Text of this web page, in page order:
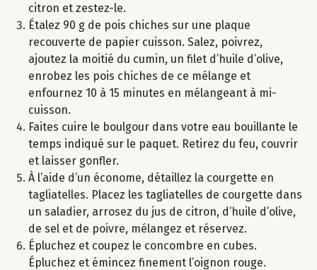
citron et zestez-le.
Étalez 90 g de pois chiches sur une plaque
recouverte de papier cuisson. Salez, poivrez,
ajoutez la moitié du cumin, un filet d’huile d’olive,
enrobez les pois chiches de ce mélange et
enfournez 10 à 15 minutes en mélangeant à mi-
cuisson.
Faites cuire le boulgour dans votre eau bouillante le
temps indiqué sur le paquet. Retirez du feu, couvrir
et laisser gonfler.
À l’aide d’un économe, détaillez la courgette en
tagliatelles. Placez les tagliatelles de courgette dans
un saladier, arrosez du jus de citron, d’huile d’olive,
de sel et de poivre, mélangez et réservez.
Épluchez et coupez le concombre en cubes.
Épluchez et émincez finement l’oignon rouge.